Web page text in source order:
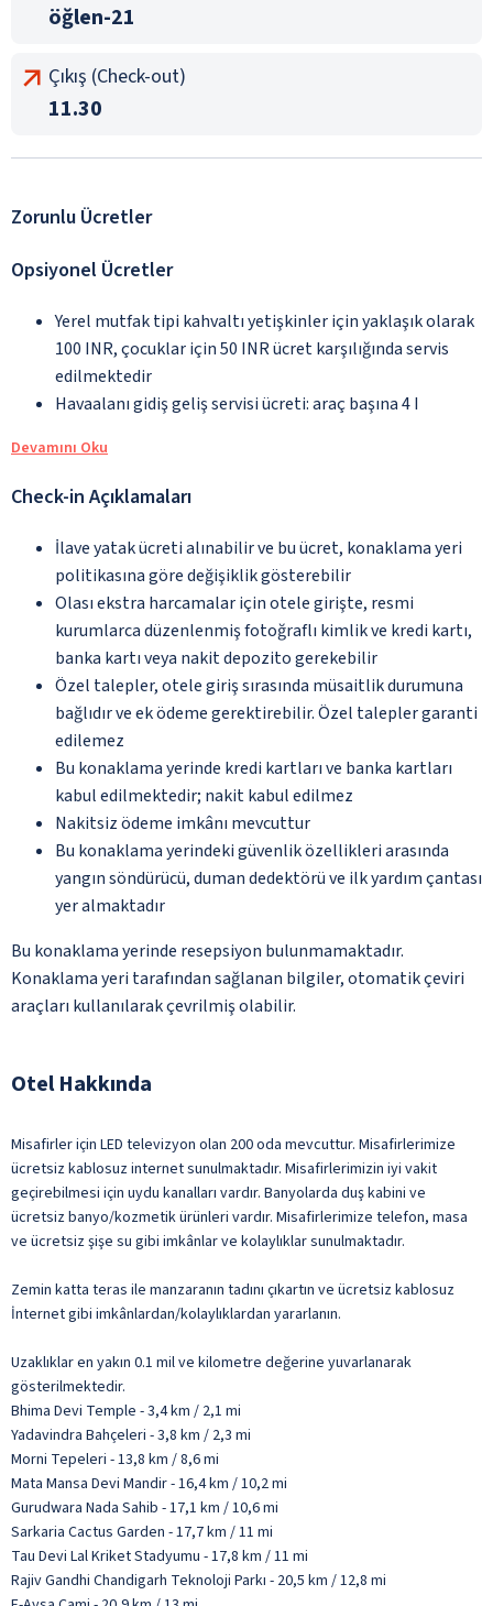
öğlen-21
Çıkış (Check-out)
11.30
Zorunlu Ücretler
Opsiyonel Ücretler
Yerel mutfak tipi kahvaltı yetişkinler için yaklaşık olarak
100 INR, çocuklar için 50 INR ücret karşılığında servis
edilmektedir
Havaalanı gidiş geliş servisi ücreti: araç başına 4 I
Devamını Oku
Check-in Açıklamaları
İlave yatak ücreti alınabilir ve bu ücret, konaklama yeri
politikasına göre değişiklik gösterebilir
Olası ekstra harcamalar için otele girişte, resmi
kurumlarca düzenlenmiş fotoğraflı kimlik ve kredi kartı,
banka kartı veya nakit depozito gerekebilir
Özel talepler, otele giriş sırasında müsaitlik durumuna
bağlıdır ve ek ödeme gerektirebilir. Özel talepler garanti
edilemez
Bu konaklama yerinde kredi kartları ve banka kartları
kabul edilmektedir; nakit kabul edilmez
Nakitsiz ödeme imkânı mevcuttur
Bu konaklama yerindeki güvenlik özellikleri arasında
yangın söndürücü, duman dedektörü ve ilk yardım çantası
yer almaktadır
Bu konaklama yerinde resepsiyon bulunmamaktadır.
Konaklama yeri tarafından sağlanan bilgiler, otomatik çeviri
araçları kullanılarak çevrilmiş olabilir.
Otel Hakkında
Misafirler için LED televizyon olan 200 oda mevcuttur. Misafirlerimize
ücretsiz kablosuz internet sunulmaktadır. Misafirlerimizin iyi vakit
geçirebilmesi için uydu kanalları vardır. Banyolarda duş kabini ve
ücretsiz banyo/kozmetik ürünleri vardır. Misafirlerimize telefon, masa
ve ücretsiz şişe su gibi imkânlar ve kolaylıklar sunulmaktadır.
Zemin katta teras ile manzaranın tadını çıkartın ve ücretsiz kablosuz
İnternet gibi imkânlardan/kolaylıklardan yararlanın.
Uzaklıklar en yakın 0.1 mil ve kilometre değerine yuvarlanarak
gösterilmektedir.
Bhima Devi Temple - 3,4 km / 2,1 mi
Yadavindra Bahçeleri - 3,8 km / 2,3 mi
Morni Tepeleri - 13,8 km / 8,6 mi
Mata Mansa Devi Mandir - 16,4 km / 10,2 mi
Gurudwara Nada Sahib - 17,1 km / 10,6 mi
Sarkaria Cactus Garden - 17,7 km / 11 mi
Tau Devi Lal Kriket Stadyumu - 17,8 km / 11 mi
Rajiv Gandhi Chandigarh Teknoloji Parkı - 20,5 km / 12,8 mi